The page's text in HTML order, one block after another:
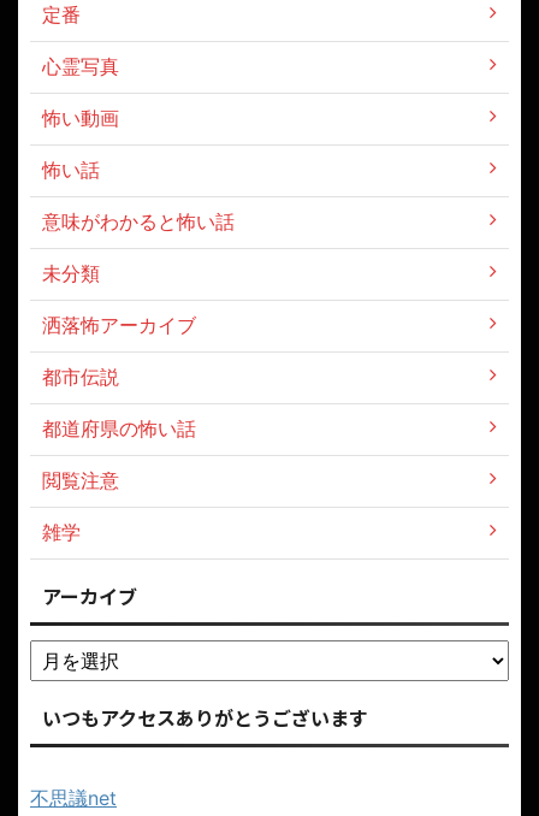
定番
心霊写真
怖い動画
怖い話
意味がわかると怖い話
未分類
洒落怖アーカイブ
都市伝説
都道府県の怖い話
閲覧注意
雑学
アーカイブ
いつもアクセスありがとうございます
不思議net